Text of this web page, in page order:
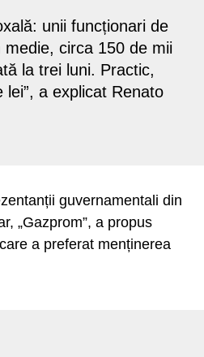
unii funcționari de
circa 150 de mii
la trei luni. Practic,
a explicat Renato
guvernamentali din
„Gazprom”, a propus
a preferat menținerea